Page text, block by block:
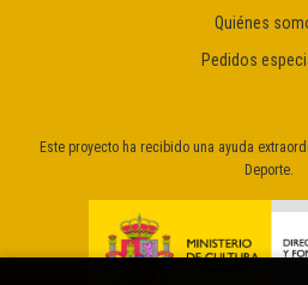
Quiénes
Pedidos
Este proyecto ha recibido una ayuda
Deporte.